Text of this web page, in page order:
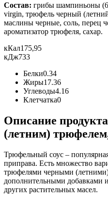
Состав: грибы шампиньоны
virgin, трюфель черный
маслины черные, соль, перец
ароматизатор трюфеля, сахар.
кКал175,95
кДж733
Белки0.34
Жиры17.36
Углеводы4.16
Клетчатка0
Описание
(летним)
Трюфельный соус –
приправа. Есть множество
трюфелями черными
дополнительными добавками
других растительных масел.